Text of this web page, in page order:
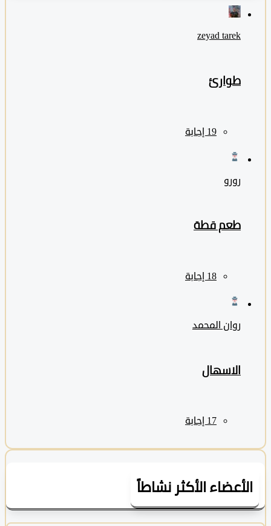
zeyad ‎tarek
طوارئ
طعم قطة
روان المحمد
الاسهال
الأكثر نشاطاً